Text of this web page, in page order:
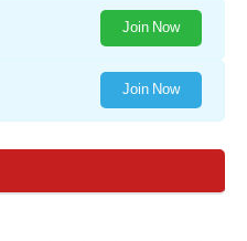
Join Now
Join Now